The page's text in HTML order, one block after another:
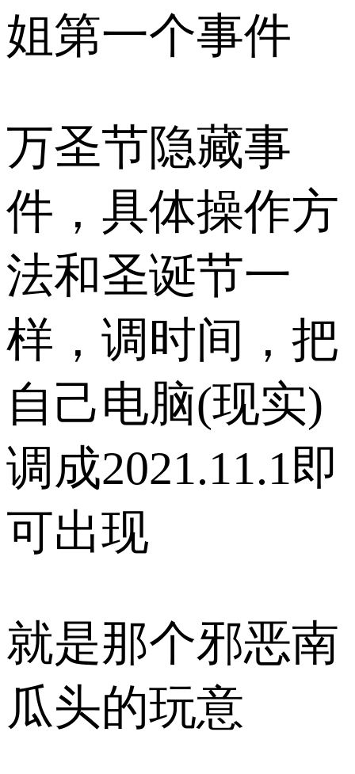
姐第一个事件
万圣节隐藏事
件，具体操作方
法和圣诞节一
样，调时间，把
自己电脑(现实)
调成2021.11.1即
可出现
就是那个邪恶南
瓜头的玩意